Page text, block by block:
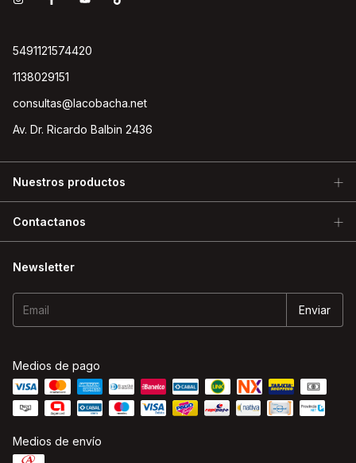
5491121574420
1138029151
consultas@lacobacha.net
Av. Dr. Ricardo Balbin 2436
Nuestros productos
Contactanos
Newsletter
Medios de pago
Medios de envío